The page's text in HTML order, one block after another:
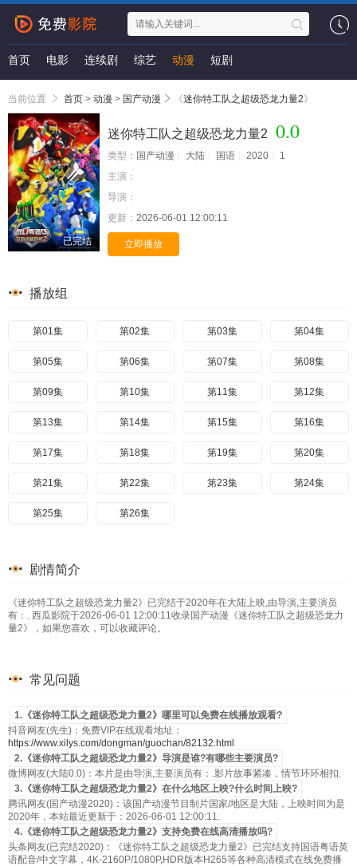
首页 电影 连续剧 综艺 动漫 短剧
当前位置 首页 > 动漫 > 国产动漫 《迷你特工队之超级恐龙力量2》
已完结
迷你特工队之超级恐龙力量2 0.0
类型： 国产动漫 大陆 国语 2020
1
主演：
导演：
更新： 2026-06-01 12:00:11
立即播放
播放组
第01集 第02集 第03集 第04集
第05集 第06集 第07集 第08集
第09集 第10集 第11集 第12集
第13集 第14集 第15集 第16集
第17集 第18集 第19集 第20集
第21集 第22集 第23集 第24集
第25集 第26集
剧情简介
《迷你特工队之超级恐龙力量2》已完结于2020年在大陆上映,由导演,主要演员
有：. 西瓜影院于2026-06-01 12:00:11收录国产动漫《迷你特工队之超级恐龙力
量2》，如果您喜欢，可以收藏评论。
常见问题
1.《迷你特工队之超级恐龙力量2》哪里可以免费在线播放观看?
抖音网友(先生)：免费VIP在线观看地址：
https://www.xilys.com/dongman/guochan/82132.html
2.《迷你特工队之超级恐龙力量2》导演是谁?有哪些主要演员?
微博网友(大陆0.0)：本片是由导演,主要演员有：.影片故事紧凑，情节环环相扣.
3.《迷你特工队之超级恐龙力量2》在什么地区上映?什么时间上映?
腾讯网友(国产动漫2020)：该国产动漫节目制片国家/地区是大陆，上映时间为是
2020年，本站最近更新于：2026-06-01 12:00:11.
4.《迷你特工队之超级恐龙力量2》支持免费在线高清播放吗?
头条网友(已完结2020)：《迷你特工队之超级恐龙力量2》已完结支持国语粤语英
语配音/中文字幕，4K-2160P/1080P,HDR版本H265等各种高清模式在线免费播